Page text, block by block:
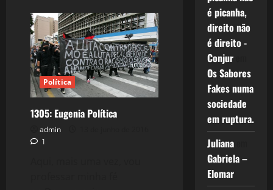
Dos
Livros
e
Das
Emoções.
Política
1305: Eugenia Política
admin
1
é picanha,
direito não
é direito -
Conjurem
Os Sabores
Fakes numa
sociedade
em ruptura.
Julianaem
Gabriela –
Elomar